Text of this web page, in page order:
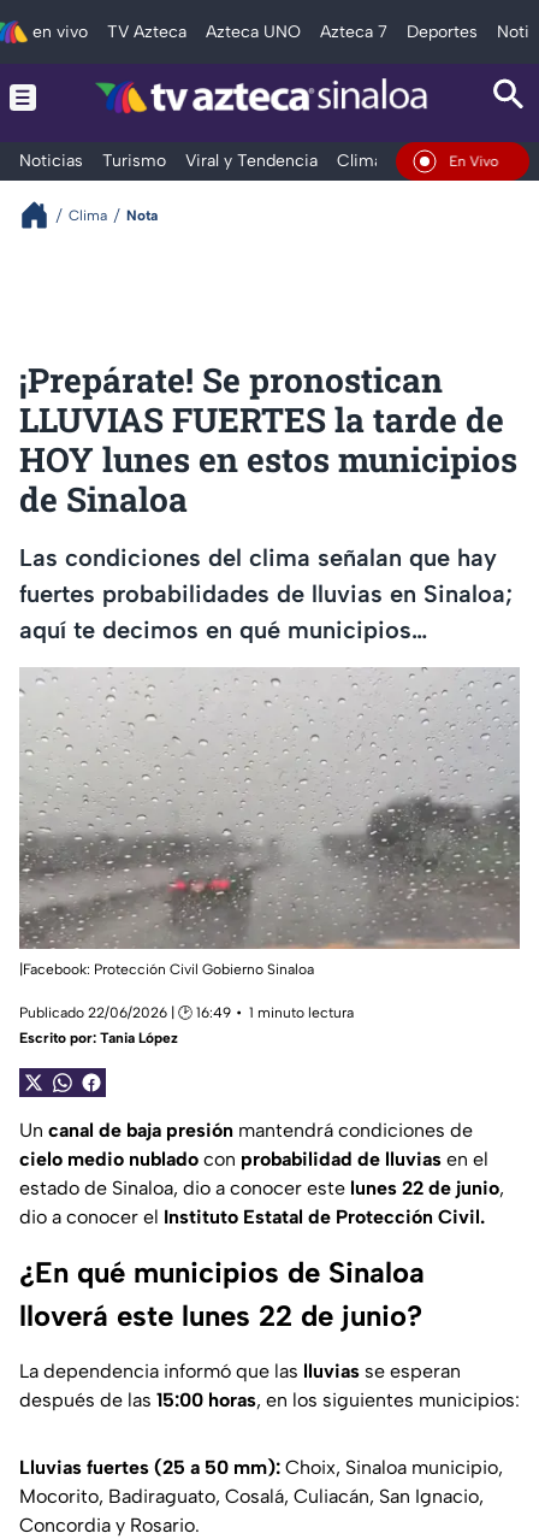
en vivo TV Azteca Azteca UNO Azteca 7 Deportes
Noticias Turismo Viral y Tendencia Clima Deportes
En Vivo
Clima Nota
¡Prepárate! Se pronostican
LLUVIAS FUERTES la tarde de
HOY lunes en estos municipios
de Sinaloa
Las condiciones del clima señalan que hay
fuertes probabilidades de lluvias en Sinaloa;
aquí te decimos en qué municipios…
|Facebook: Protección Civil Gobierno Sinaloa
Publicado 22/06/2026 | 🕑 16:49
1 minuto lectura
Escrito por: Tania López
Un canal de baja presión mantendrá condiciones de
cielo medio nublado con probabilidad de lluvias en el
estado de Sinaloa, dio a conocer este lunes 22 de junio,
dio a conocer el Instituto Estatal de Protección Civil.
¿En qué municipios de Sinaloa
lloverá este lunes 22 de junio?
La dependencia informó que las lluvias se esperan
después de las 15:00 horas, en los siguientes municipios:
Lluvias fuertes (25 a 50 mm): Choix, Sinaloa municipio,
Mocorito, Badiraguato, Cosalá, Culiacán, San Ignacio,
Concordia y Rosario.